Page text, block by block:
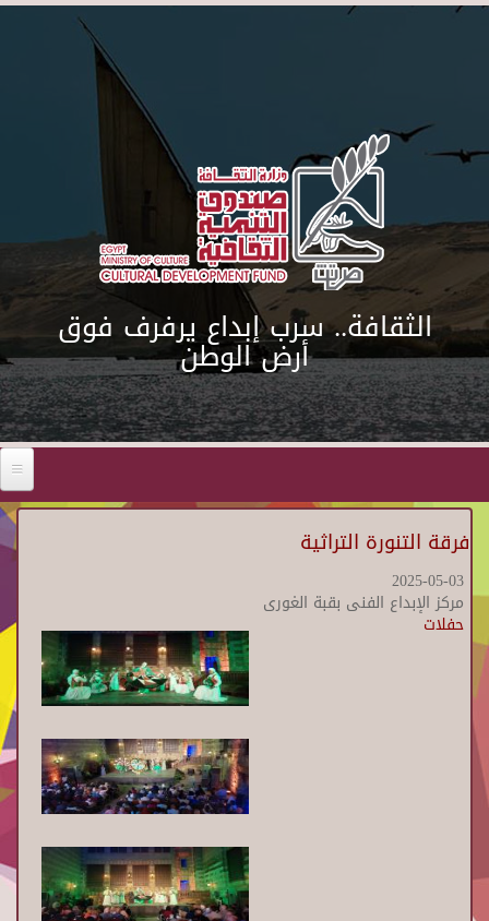
Skip to main content
الثقافة.. سرب إبداع يرفرف فوق
أرض الوطن
فرقة التنورة التراثية
2025-05-03
مركز الإبداع الفنى بقبة الغورى
حفلات